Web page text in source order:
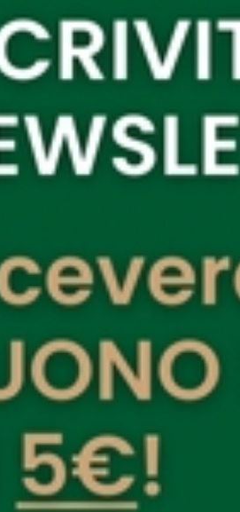
Libreria Lef via de pucci 4 Firenze